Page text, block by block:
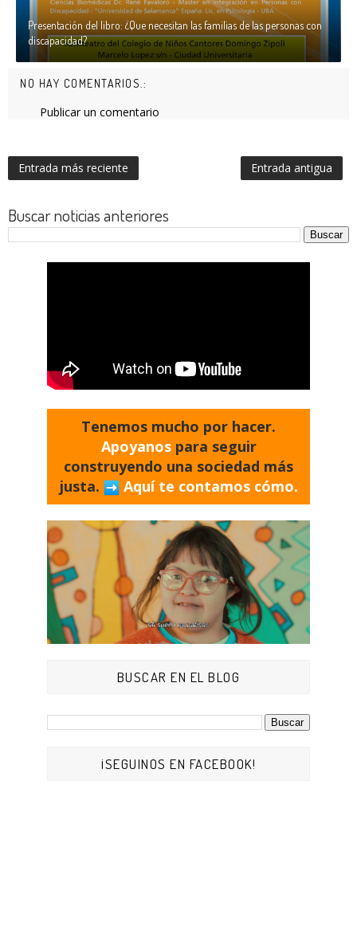
Presentación del libro: ¿Que necesitan las familias de las personas con
discapacidad?
NO HAY COMENTARIOS.:
Publicar un comentario
Entrada más reciente Entrada antigua
Buscar noticias anteriores
Tenemos mucho por hacer.
Apoyanos para seguir
construyendo una sociedad más
justa.
Aquí te contamos cómo.
BUSCAR EN EL BLOG
¡SEGUINOS EN FACEBOOK!